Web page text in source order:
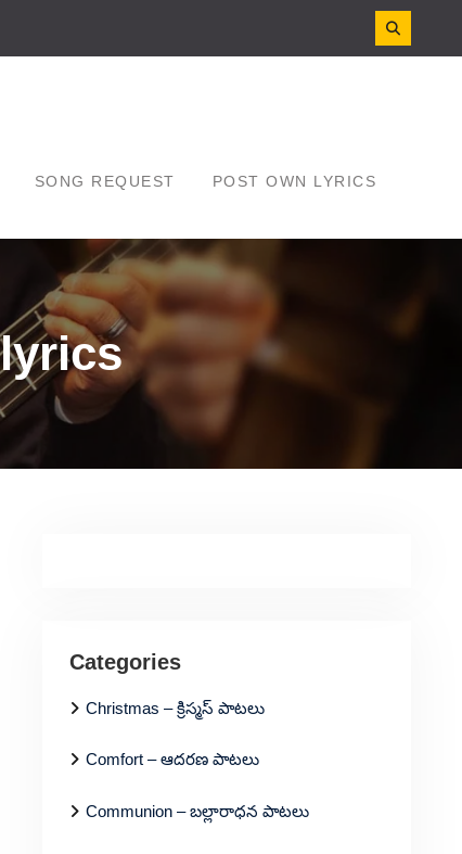
SONG REQUEST POST OWN LYRICS
lyrics
Categories
Christmas – క్రిస్మస్ పాటలు
Comfort – ఆదరణ పాటలు
Communion – బల్లారాధన పాటలు